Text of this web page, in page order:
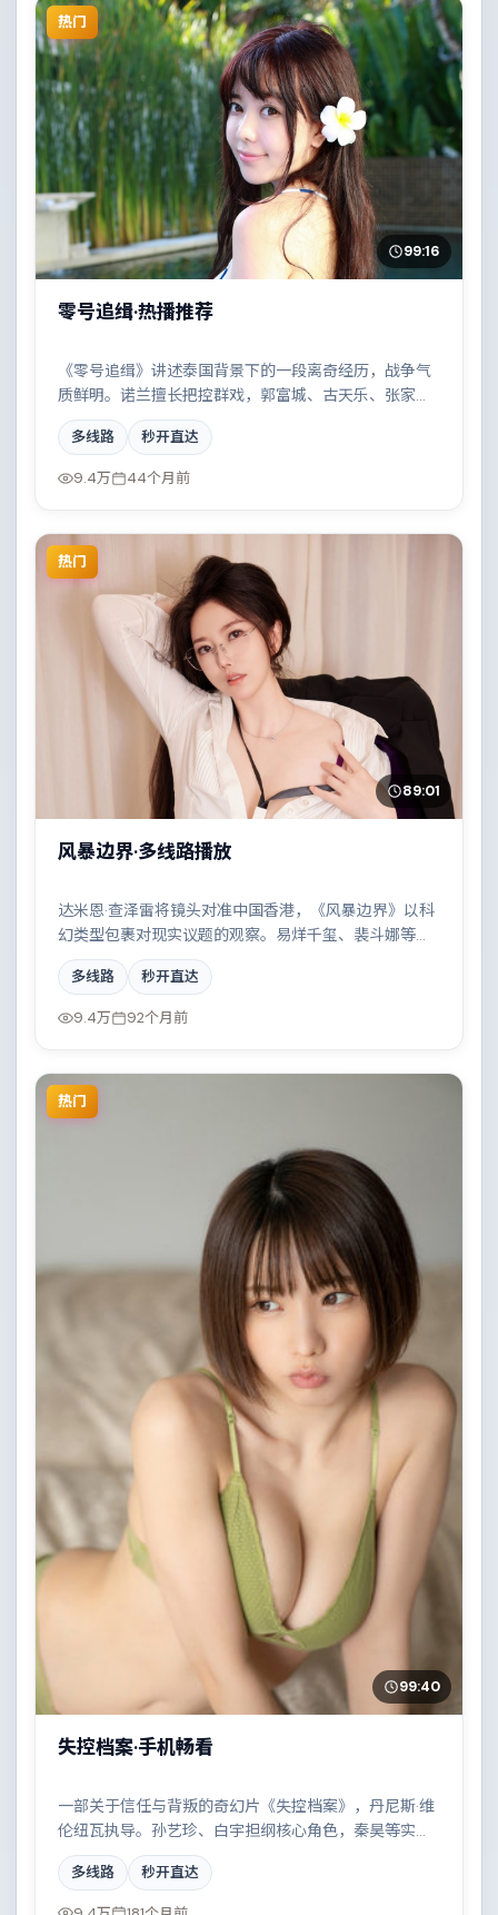
热门
99:16
零号追缉·热播推荐
《零号追缉》讲述泰国背景下的一段离奇经历，战争气
质鲜明。诺兰擅长把控群戏，郭富城、古天乐、张家
辉、裴斗娜共同撑起复杂人物关系，科技伦理与情感羁
绊形成强烈对撞。
多线路 秒开直达
9.4万 44个月前
热门
89:01
风暴边界·多线路播放
达米恩·查泽雷将镜头对准中国香港，《风暴边界》以科
幻类型包裹对现实议题的观察。易烊千玺、裴斗娜等演
员的表演层次丰富，科技伦理与情感羁绊形成强烈对
撞。全片在类型元素与人文关怀之间取得平衡。
多线路 秒开直达
9.4万 92个月前
热门
99:40
失控档案·手机畅看
一部关于信任与背叛的奇幻片《失控档案》，丹尼斯·维
伦纽瓦执导。孙艺珍、白宇担纲核心角色，秦昊等实力
加盟，取景与班底多来自西班牙。小人物在时代洪流中
的抉择令人唏嘘。结尾留白耐人寻味。
多线路 秒开直达